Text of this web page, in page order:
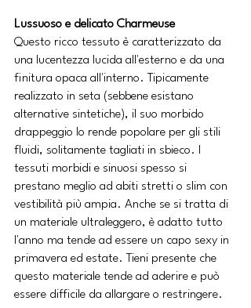
Lussuoso e delicato Charmeuse
Questo ricco tessuto è caratterizzato da
una lucentezza lucida all'esterno e da una
finitura opaca all'interno. Tipicamente
realizzato in seta (sebbene esistano
alternative sintetiche), il suo morbido
drappeggio lo rende popolare per gli stili
fluidi, solitamente tagliati in sbieco. I
tessuti morbidi e sinuosi spesso si
prestano meglio ad abiti stretti o slim con
vestibilità più ampia. Anche se si tratta di
un materiale ultraleggero, è adatto tutto
l'anno ma tende ad essere un capo sexy in
primavera ed estate. Tieni presente che
questo materiale tende ad aderire e può
essere difficile da allargare o restringere.